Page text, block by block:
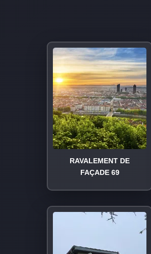
RAVALEMENT DE
FAÇADE 69